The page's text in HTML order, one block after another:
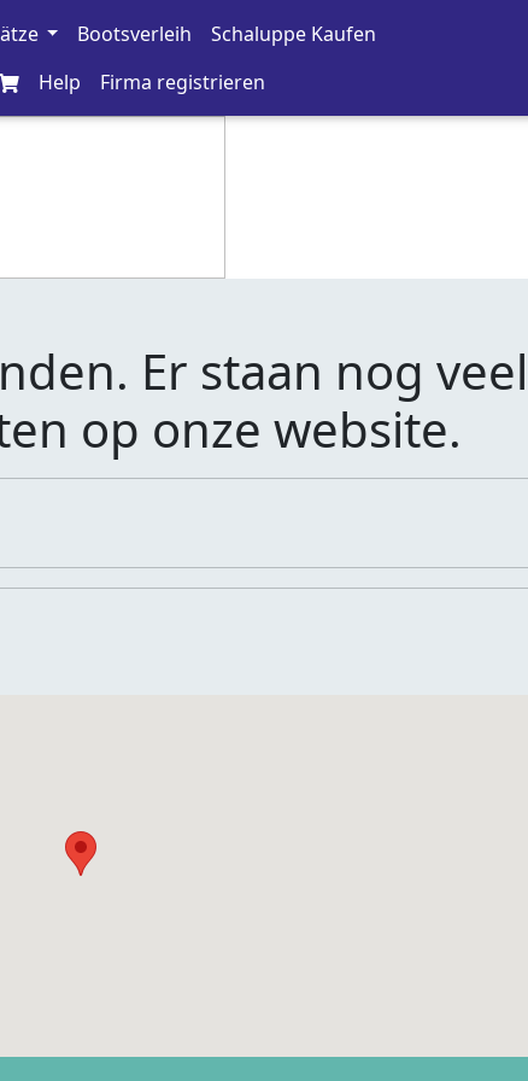
Bootsverleih
Schaluppe Kaufen
Help Firma registrieren
Er staan nog
op onze website.